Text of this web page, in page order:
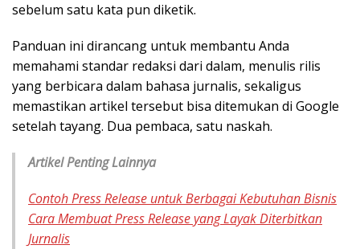
sebelum satu kata pun diketik.
Panduan ini dirancang untuk membantu Anda
memahami standar redaksi dari dalam, menulis rilis
yang berbicara dalam bahasa jurnalis, sekaligus
memastikan artikel tersebut bisa ditemukan di Google
setelah tayang. Dua pembaca, satu naskah.
Artikel Penting Lainnya
Contoh Press Release untuk Berbagai Kebutuhan Bisnis
Cara Membuat Press Release yang Layak Diterbitkan
Jurnalis